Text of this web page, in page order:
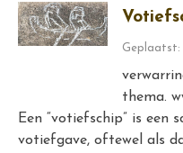
Geplaatst:
thema.
Een “votiefschip” is een
votiefgave, oftewel als